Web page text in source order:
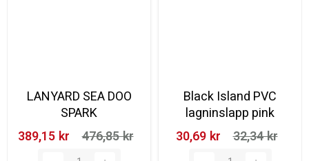
LANYARD SEA DOO
SPARK
389,15 kr‎
476,85 kr‎
Black Island PVC
lagninslapp pink
30,69 kr‎
32,34 kr‎